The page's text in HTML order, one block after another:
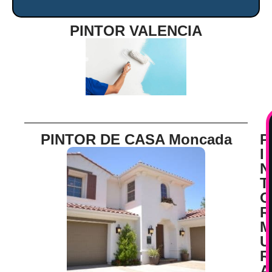
PINTOR VALENCIA
PINTOR DE CASA Moncada
P
I
N
T
O
R
M
U
R